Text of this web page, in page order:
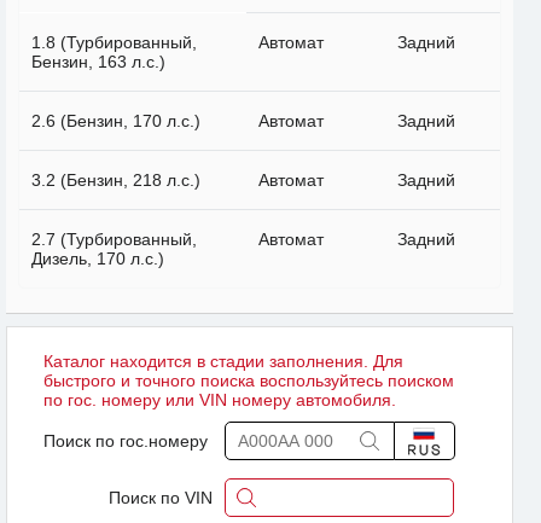
1.8 (Турбированный,
Бензин, 163 л.с.)
Автомат Задний
2.6 (Бензин, 170 л.с.) Автомат Задний
3.2 (Бензин, 218 л.с.) Автомат Задний
2.7 (Турбированный,
Дизель, 170 л.с.)
Автомат Задний
Каталог находится в стадии заполнения. Для
быстрого и точного поиска воспользуйтесь поиском
по гос. номеру или VIN номеру автомобиля.
Поиск по гос.номеру
Поиск по VIN